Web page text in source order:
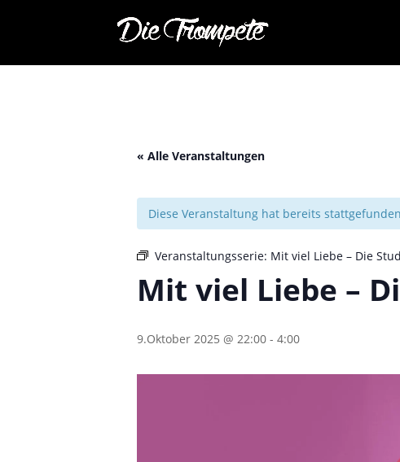
« Alle Veranstaltungen
Diese Veranstaltung hat bereits
Veranstaltungsserie: Mit viel Liebe – Die
Mit viel Liebe –
9.Oktober 2025 @ 22:00 - 4:00